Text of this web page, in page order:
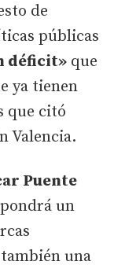
de
públicas
déficit» que
ya tienen
que citó
Valencia.
Puente
un
una